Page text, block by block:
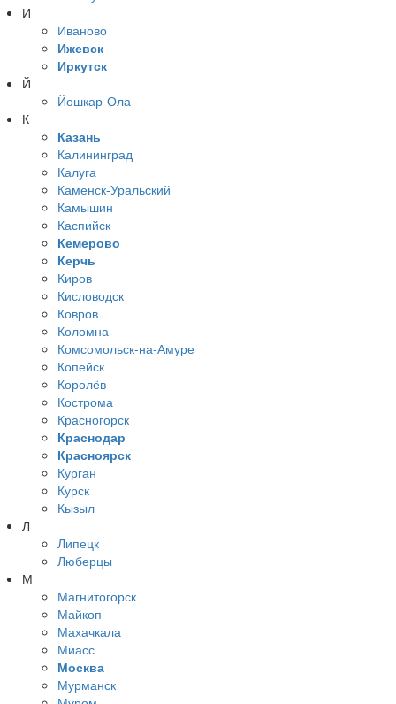
И
Иваново
Ижевск
Иркутск
Й
Йошкар-Ола
К
Казань
Калининград
Калуга
Каменск-Уральский
Камышин
Каспийск
Кемерово
Керчь
Киров
Кисловодск
Ковров
Коломна
Комсомольск-на-Амуре
Копейск
Королёв
Кострома
Красногорск
Краснодар
Красноярск
Курган
Курск
Кызыл
Л
Липецк
Люберцы
М
Магнитогорск
Майкоп
Махачкала
Миасс
Москва
Мурманск